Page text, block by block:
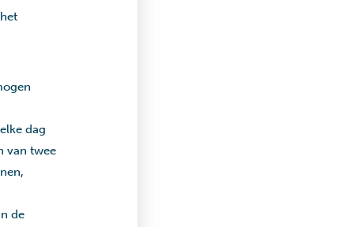
dag
van twee
de